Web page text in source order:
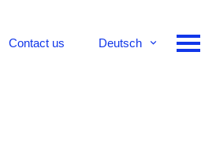
Contact us
Deutsch